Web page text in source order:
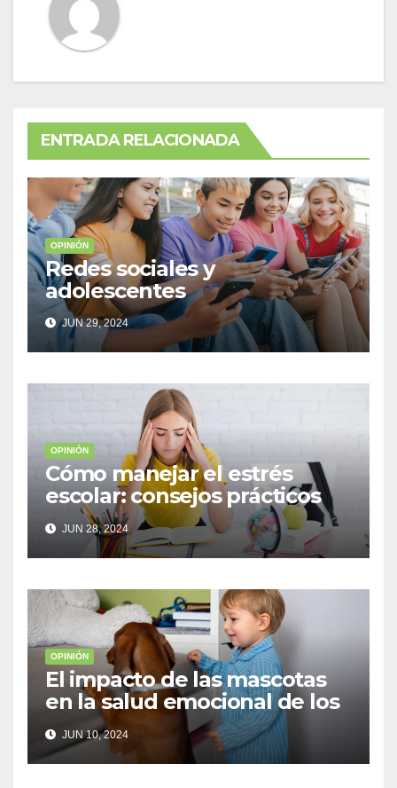
ENTRADA RELACIONADA
OPINIÓN
Redes sociales y
adolescentes
JUN 29, 2024
OPINIÓN
Cómo manejar el estrés
escolar: consejos prácticos
para adolescentes
JUN 28, 2024
OPINIÓN
El impacto de las mascotas
en la salud emocional de los
niños
JUN 10, 2024